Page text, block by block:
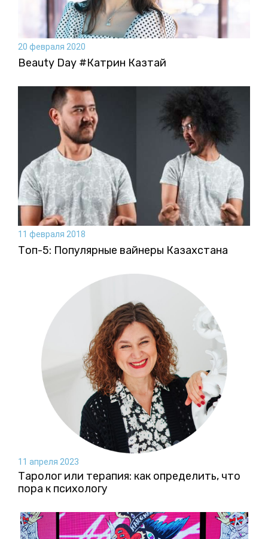
20 февраля 2020
Beauty Day #Катрин Казтай
11 февраля 2018
Топ-5: Популярные вайнеры Казахстана
11 апреля 2023
Таролог или терапия: как определить, что
пора к психологу